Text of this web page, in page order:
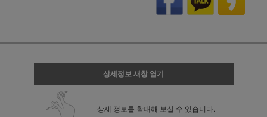
상세정보 새창 열기
상세 정보를 확대해 보실 수 있습니다.